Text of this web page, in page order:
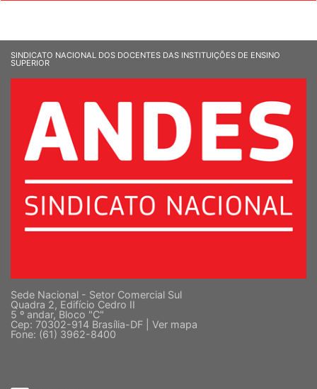
SINDICATO NACIONAL DOS DOCENTES DAS INSTITUIÇÕES DE ENSINO
SUPERIOR
Sede Nacional - Setor Comercial Sul
Quadra 2, Edifício Cedro II
5 º andar, Bloco "C"
Cep: 70302-914 Brasília-DF | Ver mapa
Fone: (61) 3962-8400